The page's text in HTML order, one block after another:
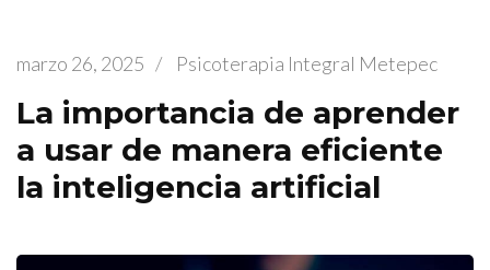
marzo 26, 2025 / Psicoterapia Integral Metepec
La importancia de aprender
a usar de manera eficiente
la inteligencia artificial